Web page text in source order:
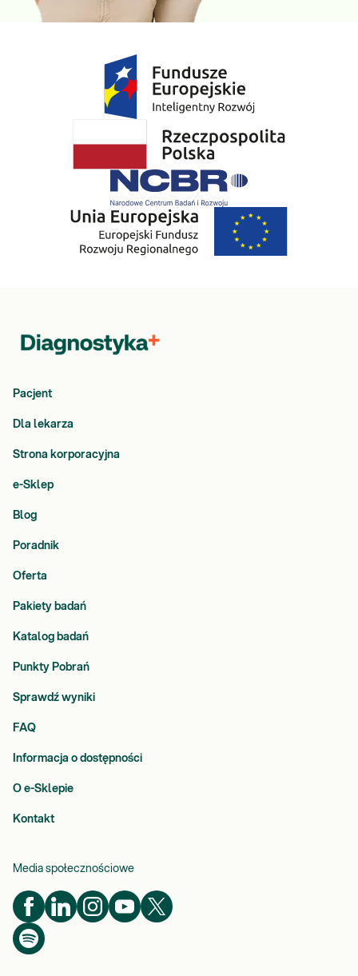
Pacjent
Dla lekarza
Strona korporacyjna
e-Sklep
Blog
Poradnik
Oferta
Pakiety badań
Katalog badań
Punkty Pobrań
Sprawdź wyniki
FAQ
Informacja o dostępności
O e-Sklepie
Kontakt
Media społecznościowe